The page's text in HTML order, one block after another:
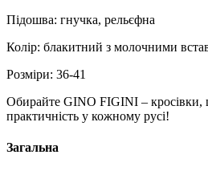
Підошва: гнучка, рельєфна
Колір: блакитний з молочними
Розміри: 36-41
Обирайте GINO FIGINI – кросівки,
практичність у кожному русі!
Загальна